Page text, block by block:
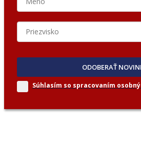
ODOBERAŤ
Súhlasím so spracovaním